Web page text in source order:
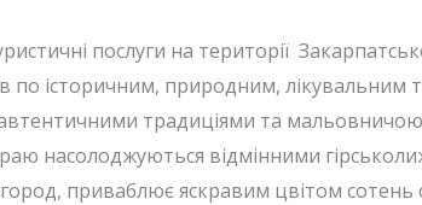
послуги на території
по історичним, природним,
традиціями та
насолоджуються відмінними
приваблює яскравим цвітом сотень